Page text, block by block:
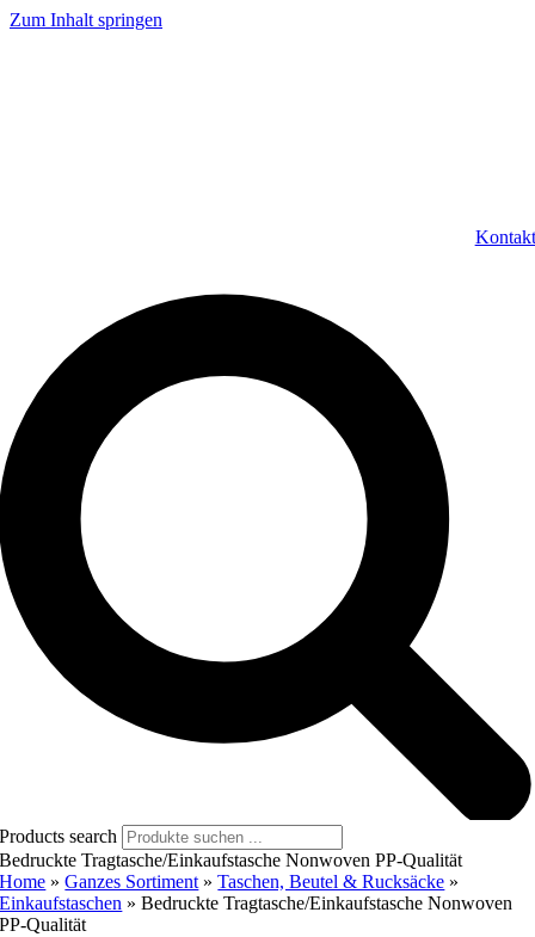
Zum Inhalt springen
Kontakt
Products search
Bedruckte Tragtasche/Einkaufstasche Nonwoven PP-Qualität
Home »Ganzes Sortiment »Taschen, Beutel & Rucksäcke »
Einkaufstaschen »Bedruckte Tragtasche/Einkaufstasche Nonwoven
PP-Qualität